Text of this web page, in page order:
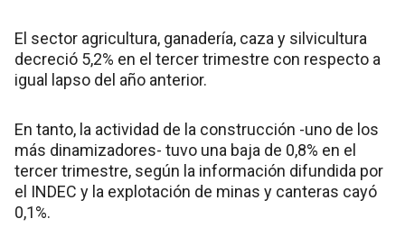
El sector agricultura, ganadería, caza y silvicultura
decreció 5,2% en el tercer trimestre con respecto a
igual lapso del año anterior.
En tanto, la actividad de la construcción -uno de los
más dinamizadores- tuvo una baja de 0,8% en el
tercer trimestre, según la información difundida por
el INDEC y la explotación de minas y canteras cayó
0,1%.